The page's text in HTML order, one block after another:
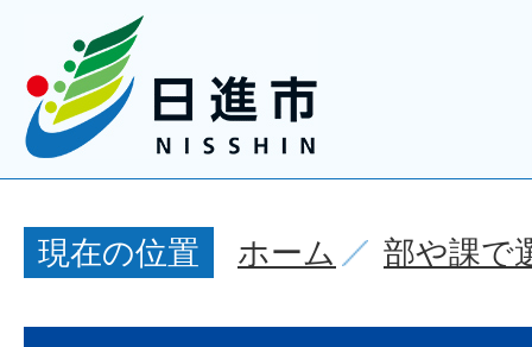
現在の位置 ホーム 部や課で